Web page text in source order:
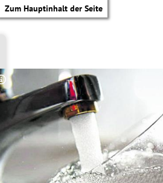
Zum Hauptinhalt der Seite
Copyright-Hinweis öffnen/schließen